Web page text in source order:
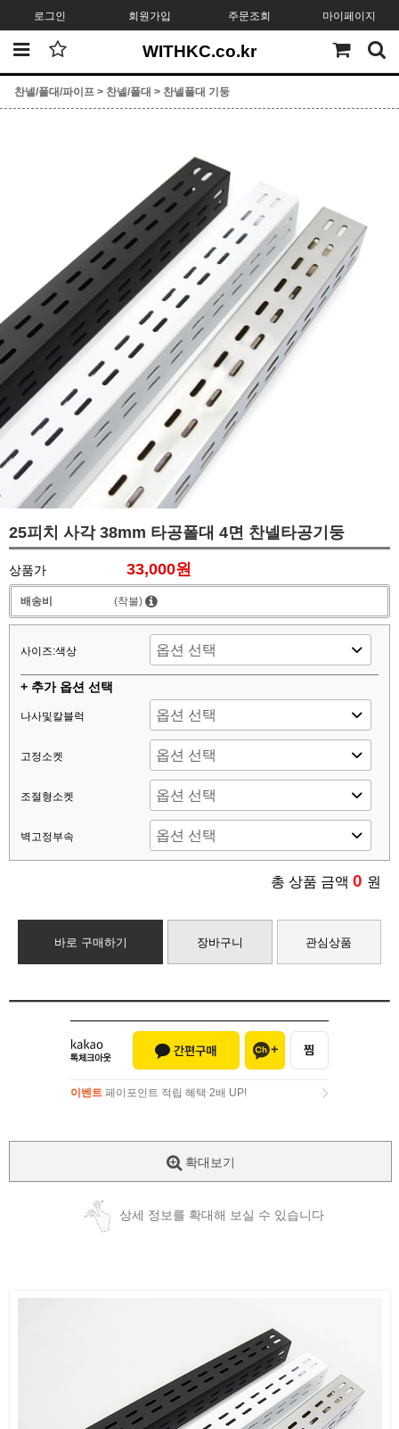
로그인 회원가입 주문조회 마이페이지
WITHKC.co.kr
찬넬/폴대/파이프 > 찬넬/폴대 > 찬넬폴대 기둥
25피치 사각 38mm 타공폴대 4면 찬넬타공기둥
상품가 33,000원
배송비 (착불)
사이즈:색상
+ 추가 옵션 선택
나사및칼블럭
고정소켓
조절형소켓
벽고정부속
총 상품 금액 0 원
바로 구매하기 장바구니 관심상품
이벤트 페이포인트 적립 혜택 2배 UP!
확대보기
상세 정보를 확대해 보실 수 있습니다